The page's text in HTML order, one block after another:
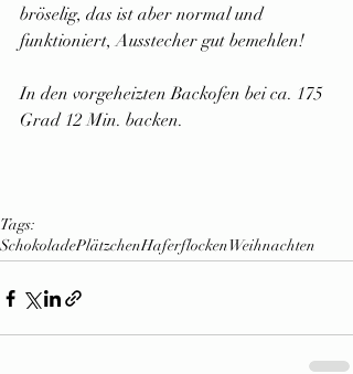
bröselig, das ist aber normal und
funktioniert, Ausstecher gut bemehlen!
In den vorgeheizten Backofen bei ca. 175
Grad 12 Min. backen.
Tags:
SchokoladePlätzchenHaferflockenWeihnachten